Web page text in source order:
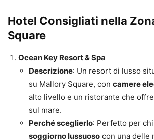
Hotel Consigliati nella
Square
Ocean Key Resort & Spa
Descrizione: Un resort di lusso
su Mallory Square, con camere
alto livello e un ristorante che
sul mare.
Perché sceglierlo: Perfetto per
soggiorno lussuoso con una delle